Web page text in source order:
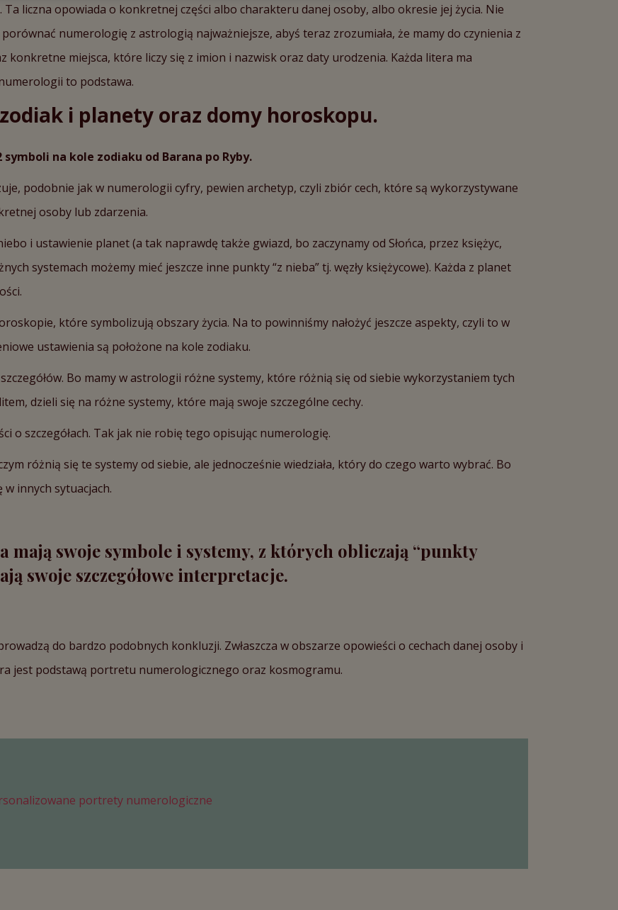
Ta liczna opowiada o konkretnej części albo charakteru danej osoby, albo okresie jej życia. Nie
numerologię z astrologią najważniejsze, abyś teraz zrozumiała, że mamy do czynienia z
konkretne miejsca, które liczy się z imion i nazwisk oraz daty urodzenia. Każda litera ma
to podstawa.
i planety oraz domy horoskopu.
na kole zodiaku od Barana po Ryby.
podobnie jak w numerologii cyfry, pewien archetyp, czyli zbiór cech, które są wykorzystywane
osoby lub zdarzenia.
i ustawienie planet (a tak naprawdę także gwiazd, bo zaczynamy od Słońca, przez księżyc,
systemach możemy mieć jeszcze inne punkty “z nieba” tj. węzły księżycowe). Każda z planet
które symbolizują obszary życia. Na to powinniśmy nałożyć jeszcze aspekty, czyli to w
ustawienia są położone na kole zodiaku.
Bo mamy w astrologii różne systemy, które różnią się od siebie wykorzystaniem tych
dzieli się na różne systemy, które mają swoje szczególne cechy.
o szczegółach. Tak jak nie robię tego opisując numerologię.
różnią się te systemy od siebie, ale jednocześnie wiedziała, który do czego warto wybrać. Bo
innych sytuacjach.
swoje symbole i systemy, z których obliczają “punkty
swoje szczegółowe interpretacje.
do bardzo podobnych konkluzji. Zwłaszcza w obszarze opowieści o cechach danej osoby i
jest podstawą portretu numerologicznego oraz kosmogramu.